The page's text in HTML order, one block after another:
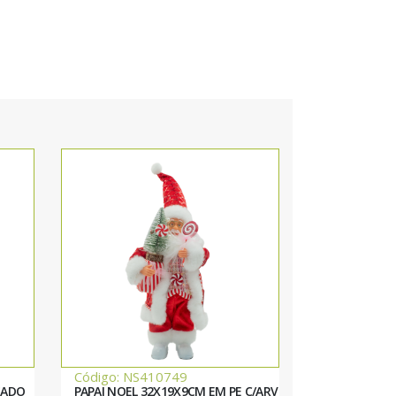
Código: NS410749
PAPAI NOEL 32X19X9CM EM PE C/ARV